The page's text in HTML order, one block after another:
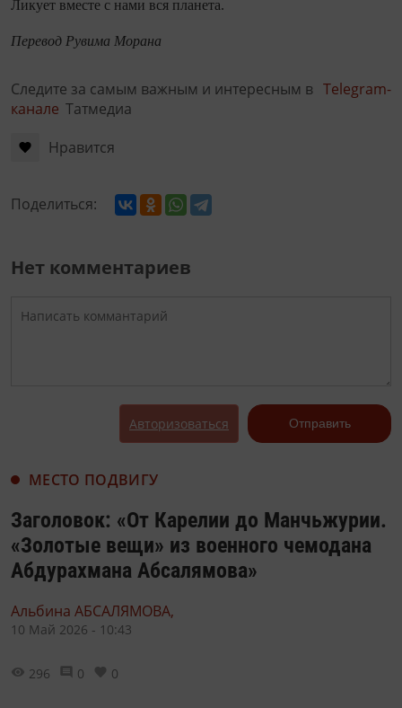
Ликует вместе с нами вся планета.
Перевод Рувима Морана
Следите за самым важным и интересным в Telegram-
канале Татмедиа
Нравится
Поделиться:
Нет комментариев
Авторизоваться Отправить
МЕСТО ПОДВИГУ
Заголовок: «От Карелии до Манчьжурии.
«Золотые вещи» из военного чемодана
Абдурахмана Абсалямова»
Альбина АБСАЛЯМОВА,
10 Май 2026 - 10:43
296 0 0